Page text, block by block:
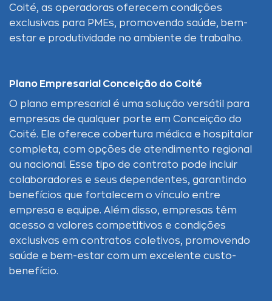
Coité, as operadoras oferecem condições
exclusivas para PMEs, promovendo saúde, bem-
estar e produtividade no ambiente de trabalho.
Plano Empresarial Conceição do Coité
O plano empresarial é uma solução versátil para
empresas de qualquer porte em Conceição do
Coité. Ele oferece cobertura médica e hospitalar
completa, com opções de atendimento regional
ou nacional. Esse tipo de contrato pode incluir
colaboradores e seus dependentes, garantindo
benefícios que fortalecem o vínculo entre
empresa e equipe. Além disso, empresas têm
acesso a valores competitivos e condições
exclusivas em contratos coletivos, promovendo
saúde e bem-estar com um excelente custo-
benefício.